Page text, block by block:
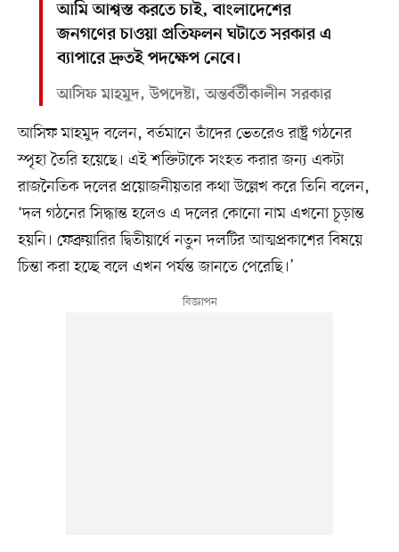
আমি আশ্বস্ত করতে চাই, বাংলাদেশের
জনগণের চাওয়া প্রতিফলন ঘটাতে সরকার এ
ব্যাপারে দ্রুতই পদক্ষেপ নেবে।
আসিফ মাহমুদ, উপদেষ্টা, অন্তর্বর্তীকালীন সরকার
আসিফ মাহমুদ বলেন, বর্তমানে তাঁদের ভেতরেও রাষ্ট্র গঠনের
স্পৃহা তৈরি হয়েছে। এই শক্তিটাকে সংহত করার জন্য একটা
রাজনৈতিক দলের প্রয়োজনীয়তার কথা উল্লেখ করে তিনি বলেন,
‘দল গঠনের সিদ্ধান্ত হলেও এ দলের কোনো নাম এখনো চূড়ান্ত
হয়নি। ফেব্রুয়ারির দ্বিতীয়ার্ধে নতুন দলটির আত্মপ্রকাশের বিষয়ে
চিন্তা করা হচ্ছে বলে এখন পর্যন্ত জানতে পেরেছি।’